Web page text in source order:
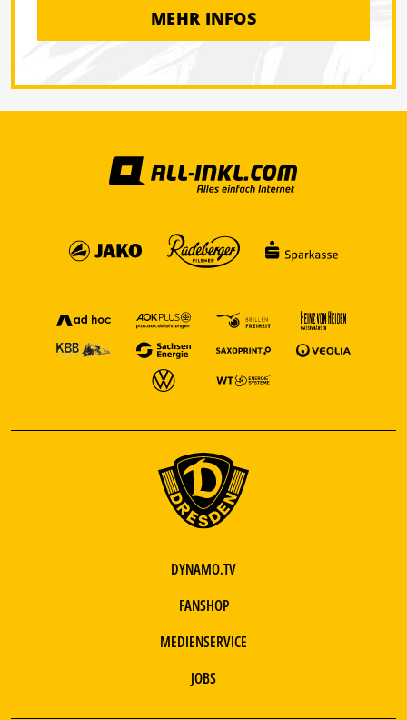
MEHR INFOS
DYNAMO.TV
FANSHOP
MEDIENSERVICE
JOBS